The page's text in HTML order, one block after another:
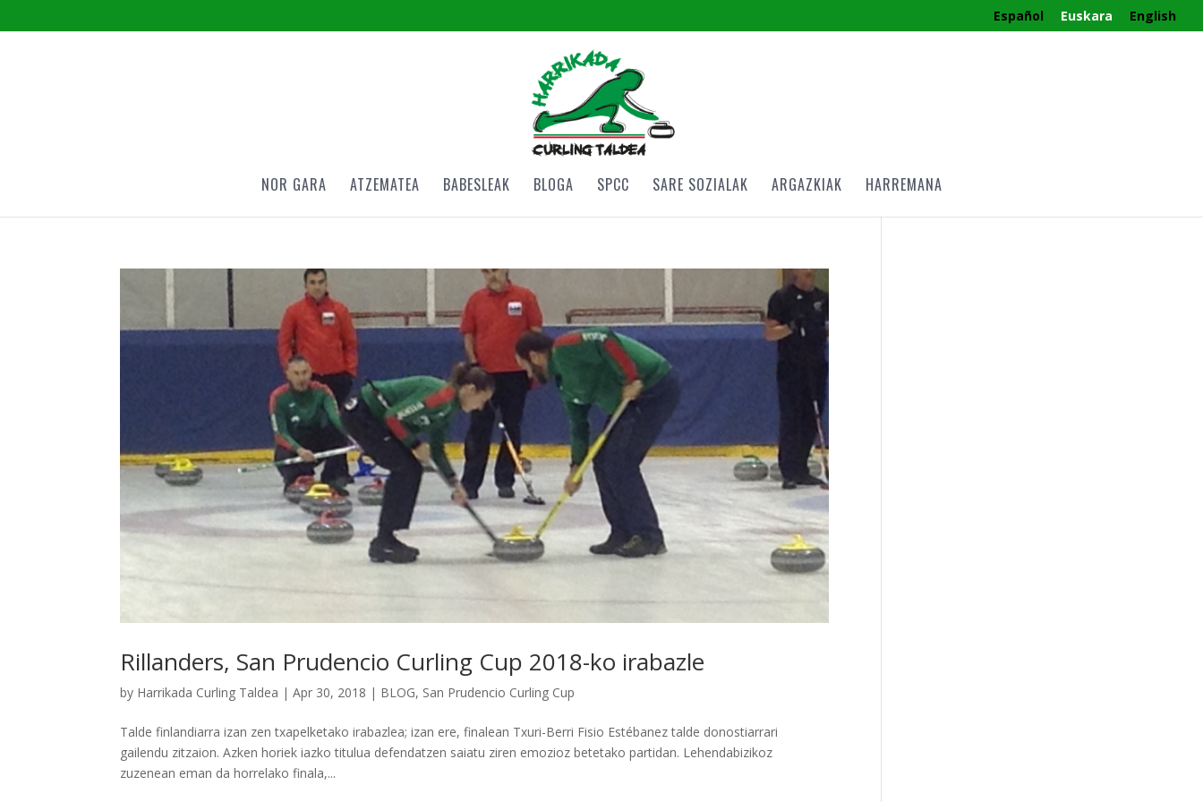
Español Euskara English
NOR GARA ATZEMATEA BABESLEAK BLOGA SPCC SARE SOZIALAK ARGAZKIAK HARREMANA
Rillanders, San Prudencio Curling Cup 2018-ko irabazle
by Harrikada Curling Taldea |Apr 30, 2018 | BLOG, San Prudencio Curling Cup
Talde finlandiarra izan zen txapelketako irabazlea; izan ere, finalean Txuri-Berri Fisio Estébanez talde donostiarrari
gailendu zitzaion. Azken horiek iazko titulua defendatzen saiatu ziren emozioz betetako partidan. Lehendabizikoz
zuzenean eman da horrelako finala,...